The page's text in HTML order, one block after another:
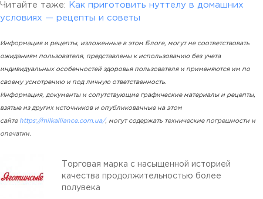
Читайте таже:
Как приготовить нуттелу в домашних
условиях — рецепты и советы
Информация и рецепты, изложенные в этом Блоге, могут не соответствовать
ожиданиям пользователя, представлены к использованию без учета
индивидуальных особенностей здоровья пользователя и применяются им по
своему усмотрению и под личную ответственность.
Информация, документы и сопутствующие графические материалы и рецепты,
взятые из других источников и опубликованные на этом
сайте https://milkalliance.com.ua/, могут содержать технические погрешности и
опечатки.
Торговая марка с насыщенной историей
качества продолжительностью более
полувека